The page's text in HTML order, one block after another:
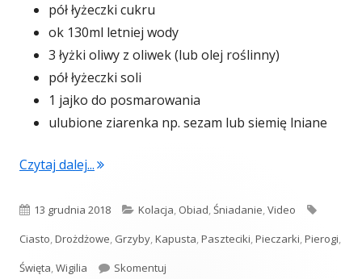
pół łyżeczki cukru
ok 130ml letniej wody
3 łyżki oliwy z oliwek (lub olej roślinny)
pół łyżeczki soli
1 jajko do posmarowania
ulubione ziarenka np. sezam lub siemię lniane
Czytaj dalej..."Paszteciki wigilijne – pieczone drożdżowe
Opublikowano
13 grudnia 2018 Kategorie
Kolacja, Obiad,Śniadanie,Video
Ciasto,Drożdżowe, Grzyby,Kapusta,Paszteciki,Pieczarki,Pierogi,
Święta,Wigilia Skomentuj